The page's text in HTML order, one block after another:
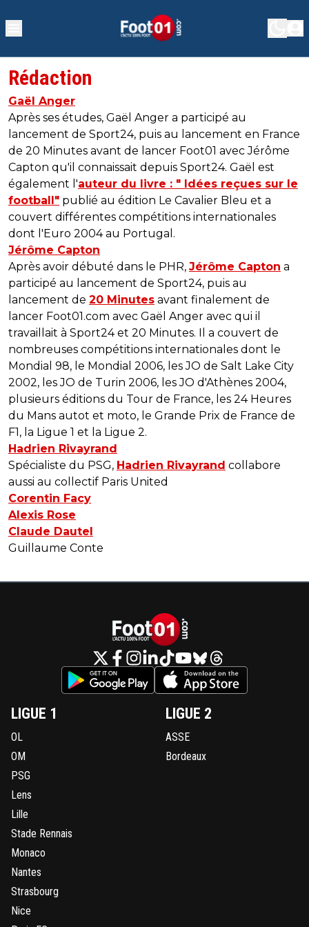
Rédaction
Gaël Anger
Après ses études, Gaël Anger a participé au
lancement de Sport24, puis au lancement en France
de 20 Minutes avant de lancer Foot01 avec Jérôme
Capton qu'il connaissait depuis Sport24. Gaël est
également l'auteur du livre : " Idées reçues sur le
football" publié au édition Le Cavalier Bleu et a
couvert différentes compétitions internationales
dont l'Euro 2004 au Portugal.
Jérôme Capton
Après avoir débuté dans le PHR, Jérôme Capton a
participé au lancement de Sport24, puis au
lancement de 20 Minutes avant finalement de
lancer Foot01.com avec Gaël Anger avec qui il
travaillait à Sport24 et 20 Minutes. Il a couvert de
nombreuses compétitions internationales dont le
Mondial 98, le Mondial 2006, les JO de Salt Lake City
2002, les JO de Turin 2006, les JO d'Athènes 2004,
plusieurs éditions du Tour de France, les 24 Heures
du Mans autot et moto, le Grande Prix de France de
F1, la Ligue 1 et la Ligue 2.
Hadrien Rivayrand
Spécialiste du PSG, Hadrien Rivayrand collabore
aussi au collectif Paris United
Corentin Facy
Alexis Rose
Claude Dautel
Guillaume Conte
LIGUE 1
OL
OM
PSG
Lens
Lille
Stade Rennais
Monaco
Nantes
Strasbourg
Nice
LIGUE 2
ASSE
Bordeaux